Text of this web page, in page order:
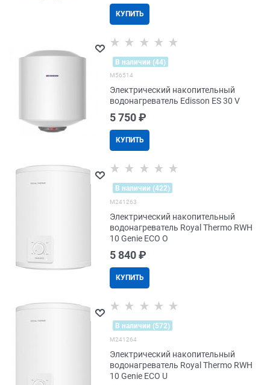
КУПИТЬ
В наличии (44)
M56514
Электрический накопительный
водонагреватель Edisson ES 30 V
5 750 ₽
КУПИТЬ
В наличии (422)
M241263
Электрический накопительный
водонагреватель Royal Thermo RWH
10 Genie ECO O
5 840 ₽
КУПИТЬ
В наличии (572)
M241264
Электрический накопительный
водонагреватель Royal Thermo RWH
10 Genie ECO U